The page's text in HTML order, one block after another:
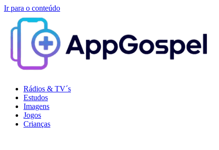
Ir para o conteúdo
Rádios & TV´s
Estudos
Imagens
Jogos
Crianças